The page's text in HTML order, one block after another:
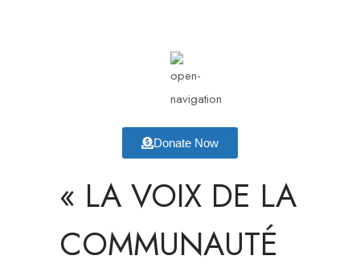
Donate Now
« LA VOIX DE LA
COMMUNAUTÉ